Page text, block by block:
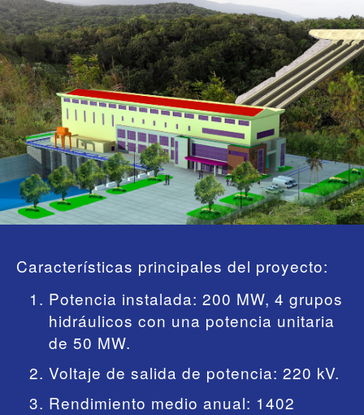
Características principales del proyecto:
Potencia instalada: 200 MW, 4 grupos
hidráulicos con una potencia unitaria
de 50 MW.
Voltaje de salida de potencia: 220 kV.
Rendimiento medio anual: 1402